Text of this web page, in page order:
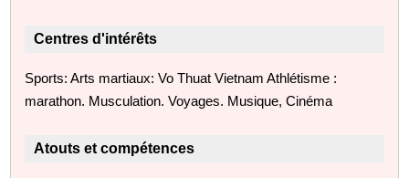
Centres d'intérêts
Sports: Arts martiaux: Vo Thuat Vietnam Athlétisme :
marathon. Musculation. Voyages. Musique, Cinéma
Atouts et compétences